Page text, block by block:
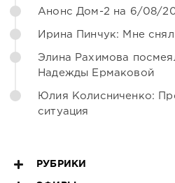
Анонс Дом-2 на 6/08/
Ирина Пинчук: Мне
Элина Рахимова
Надежды Ермаковой
Юлия Колисниченко:
ситуация
РУБРИКИ